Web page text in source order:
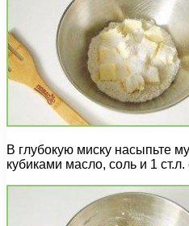
В глубокую миску насыпьте
кубиками масло, соль и 1 ст.л.